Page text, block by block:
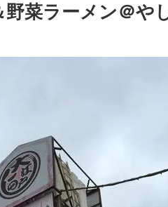
菜ラーメン＠や